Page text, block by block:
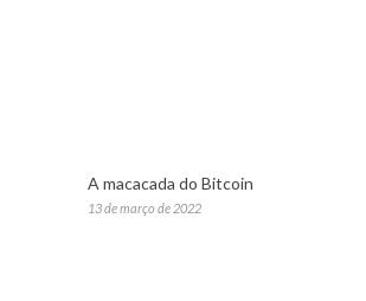
A macacada do Bitcoin
13 de março de 2022